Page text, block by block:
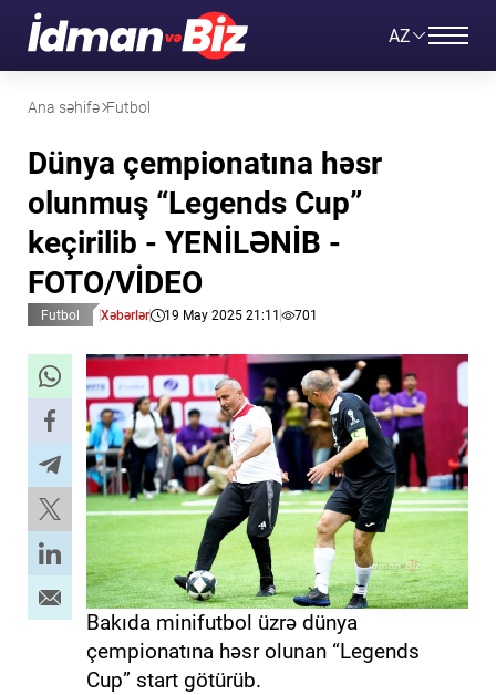
AZ
Ana səhifə Futbol
Dünya çempionatına həsr
olunmuş “Legends Cup”
keçirilib - YENİLƏNİB -
FOTO/VİDEO
Futbol Xəbərlər 19 May 2025 21:11 701
Bakıda minifutbol üzrə dünya
çempionatına həsr olunan “Legends
Cup” start götürüb.